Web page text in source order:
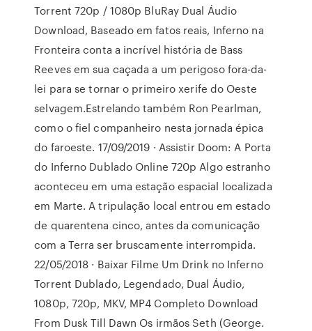
Torrent 720p / 1080p BluRay Dual Áudio
Download, Baseado em fatos reais, Inferno na
Fronteira conta a incrível história de Bass
Reeves em sua caçada a um perigoso fora-da-
lei para se tornar o primeiro xerife do Oeste
selvagem.Estrelando também Ron Pearlman,
como o fiel companheiro nesta jornada épica
do faroeste. 17/09/2019 · Assistir Doom: A Porta
do Inferno Dublado Online 720p Algo estranho
aconteceu em uma estação espacial localizada
em Marte. A tripulação local entrou em estado
de quarentena cinco, antes da comunicação
com a Terra ser bruscamente interrompida.
22/05/2018 · Baixar Filme Um Drink no Inferno
Torrent Dublado, Legendado, Dual Áudio,
1080p, 720p, MKV, MP4 Completo Download
From Dusk Till Dawn Os irmãos Seth (George.